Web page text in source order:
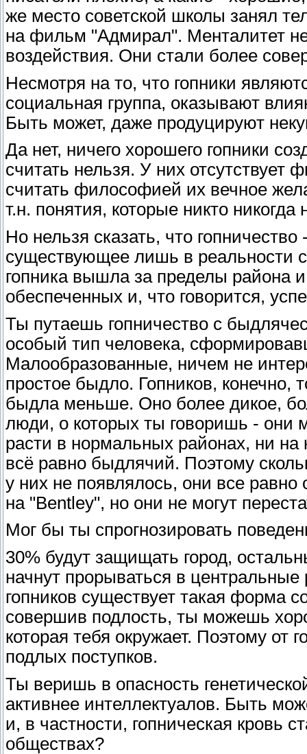
же место советской школы занял
на фильм "Адмирал". Менталитет
воздействия. Они стали более
Несмотря на то, что гопники
социальная группа, оказывают
Быть может, даже продуцируют
Да нет, ничего хорошего гопники
считать нельзя. У них отсутствует
считать философией их вечное
т.н. понятия, которые никто
Но нельзя сказать, что
существующее лишь в реальности
гопника вышла за пределы района
обеспеченных и, что говорится,
Ты путаешь гопничество с
особый тип человека,
Малообразованные, ничем не
простое быдло. Гопников, конечно,
быдла меньше. Оно более дикое,
люди, о которых ты говоришь - они
расти в нормальных районах, ни на
всё равно быдлячий. Поэтому
у них не появлялось, они все
на "Bentley", но они не могут
Мог бы ты спрогнозировать
30% будут защищать город,
начнут прорываться в
гопников существует такая форма
совершив подлость, ты можешь
которая тебя окружает. Поэтому от
подлых поступков.
Ты веришь в опасность
активнее интеллектуалов. Быть
и, в частности, гопническая
обществах?